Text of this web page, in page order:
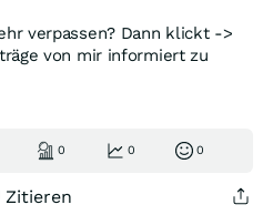
verpassen? Dann klickt ->
von mir informiert zu
0 0 0
Zitieren